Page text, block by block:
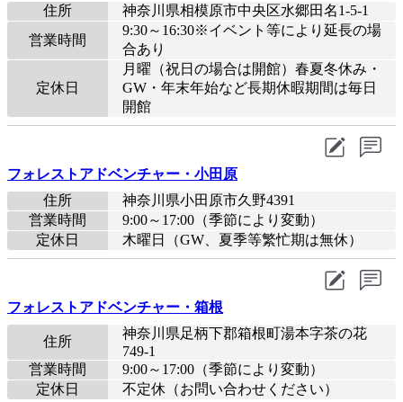
住所
神奈川県相模原市中央区水郷田名1-5-1
営業時間
9:30～16:30※イベント等により延長の場
合あり
定休日
月曜（祝日の場合は開館）春夏冬休み・
GW・年末年始など長期休暇期間は毎日
開館
フォレストアドベンチャー・小田原
住所
神奈川県小田原市久野4391
営業時間
9:00～17:00（季節により変動）
定休日
木曜日（GW、夏季等繁忙期は無休）
フォレストアドベンチャー・箱根
住所
神奈川県足柄下郡箱根町湯本字茶の花
749-1
営業時間
9:00～17:00（季節により変動）
定休日
不定休（お問い合わせください）